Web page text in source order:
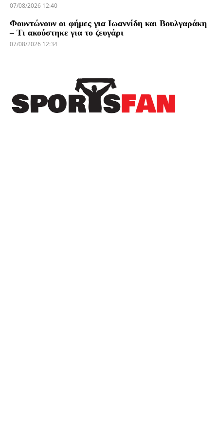
07/08/2026 12:40
Φουντώνουν οι φήμες για Ιωαννίδη και Βουλγαράκη
– Τι ακούστηκε για το ζευγάρι
07/08/2026 12:34